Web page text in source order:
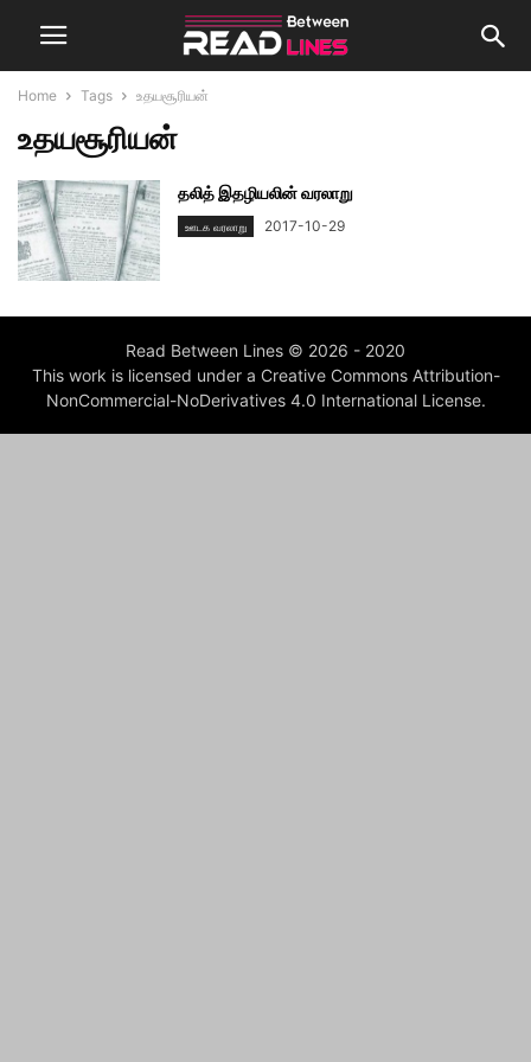
Home Tags உதயசூரியன்
உதயசூரியன்
தலித் இதழியலின் வரலாறு
ஊடக வரலாறு 2017-10-29
Read Between Lines © 2026 - 2020
This work is licensed under a Creative Commons Attribution-
NonCommercial-NoDerivatives 4.0 International License.